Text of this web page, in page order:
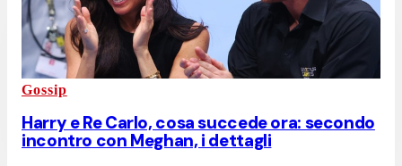
Gossip
Harry e Re Carlo, cosa succede ora: secondo
incontro con Meghan, i dettagli